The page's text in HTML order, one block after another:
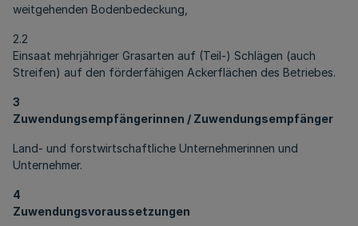
weitgehenden Bodenbedeckung,
2.2
Einsaat mehrjähriger Grasarten auf (Teil-) Schlägen (auch
Streifen) auf den förderfähigen Ackerflächen des Betriebes.
3
Zuwendungsempfängerinnen / Zuwendungsempfänger
Land- und forstwirtschaftliche Unternehmerinnen und
Unternehmer.
4
Zuwendungsvoraussetzungen